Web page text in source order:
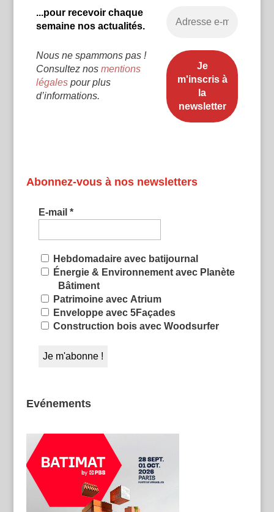
...pour recevoir chaque
semaine nos actualités.
Nous ne spammons pas !
Consultez nos mentions
légalespour plus
d’informations.
Abonnez-vous à nos newsletters
E-mail *
Hebdomadaire avec batijournal
Énergie & Environnement avec Planète
Bâtiment
Patrimoine avec Atrium
Enveloppe avec 5Façades
Construction bois avec Woodsurfer
Evénements